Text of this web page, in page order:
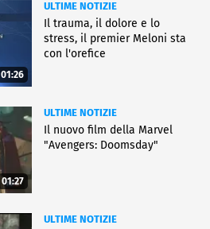
01:26
ULTIME NOTIZIE
Il trauma, il dolore e lo
stress, il premier Meloni sta
con l'orefice
01:27
ULTIME NOTIZIE
Il nuovo film della Marvel
"Avengers: Doomsday"
ULTIME NOTIZIE